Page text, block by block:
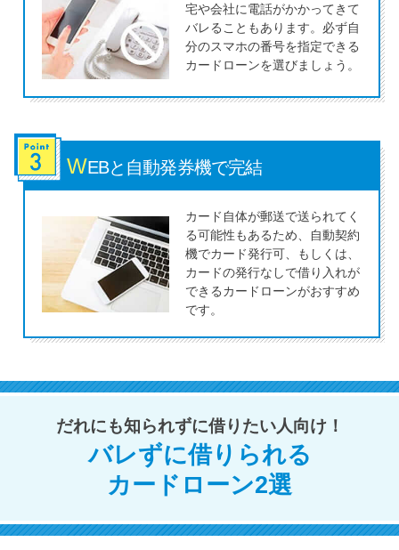
街金とは？絶対審査通る？借金
に悩む人へ街金をおすすめしな
い理由
やシステムをカードローンと比
較
未成年でもお金を借りられる？
学生がお金を借りる方法があ
る？
学生がお金を借りる方法は？親
へのバレにくさや将来への影響
ソフト闇金とは？悪質な手口に
は要注意！
090金融（闇金）からお金を借り
てはいけない理由と借りた場合
宅や会社に電話がかかってきて
バレることもあります。必ず自
分のスマホの番号を指定できる
カードローンを選びましょう。
WEBと自動発券機で完結
カード自体が郵送で送られてく
る可能性もあるため、自動契約
機でカード発行可、もしくは、
カードの発行なしで借り入れが
できるカードローンがおすすめ
です。
だれにも知られずに借りたい人向け！
バレずに借りられる
カードローン2選